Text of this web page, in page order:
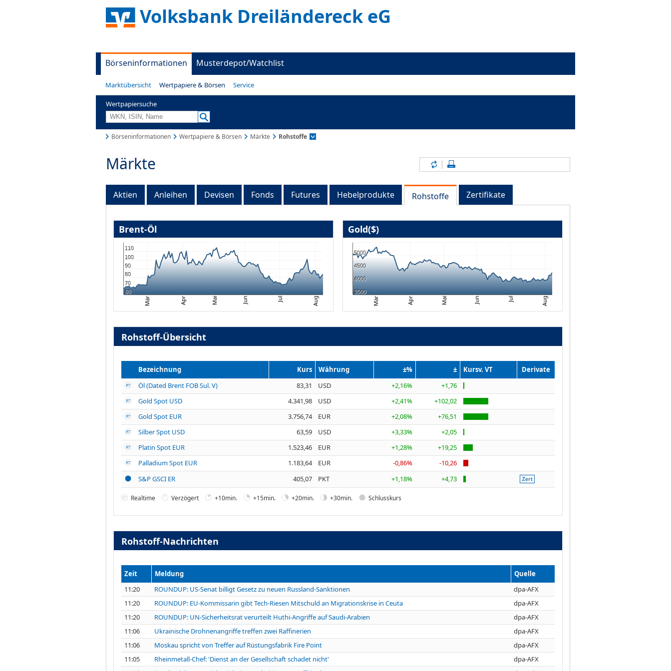
Volksbank Dreiländereck eG
Börseninformationen Musterdepot/Watchlist
Marktübersicht Wertpapiere & Börsen Service
Wertpapiersuche
Börseninformationen Wertpapiere & Börsen Märkte Rohstoffe
Märkte Inhalte aktualisieren
Aktien Anleihen Devisen Fonds Futures Hebelprodukte Rohstoffe Zertifikate
Brent-Öl
Mär Apr Mai Jun Jul Aug
60
70
80
90
100
110
Gold($)
Mär Apr Mai Jun Jul Aug
3500
4000
4500
5000
Rohstoff-Übersicht
Bezeichnung Kurs Währung ±% ± Kursv. VT
Derivate
Öl (Dated Brent FOB Sul. V)
83,31 USD +2,16%
+1,76
Gold Spot USD
4.341,98 USD +2,41%
+102,02
Gold Spot EUR
3.756,74 EUR +2,08%
+76,51
Silber Spot USD
63,59 USD +3,33%
+2,05
Platin Spot EUR
1.523,46 EUR +1,28%
+19,25
Palladium Spot EUR
1.183,64 EUR -0,86%
-10,26
S&P GSCI ER
405,07 PKT +1,18% +4,73
Realtime Verzögert +10min. +15min. +20min. +30min. Schlusskurs
Rohstoff-Nachrichten
Zeit Meldung
Quelle
11:20
ROUNDUP: US-Senat billigt Gesetz zu neuen Russland-Sanktionen
dpa-AFX
11:20
ROUNDUP: EU-Kommissarin gibt Tech-Riesen Mitschuld an Migrationskrise in Ceuta
dpa-AFX
11:20
ROUNDUP: UN-Sicherheitsrat verurteilt Huthi-Angriffe auf Saudi-Arabien
dpa-AFX
11:06
Ukrainische Drohnenangriffe treffen zwei Raffinerien
dpa-AFX
11:06
Moskau spricht von Treffer auf Rüstungsfabrik Fire Point
dpa-AFX
11:05
Rheinmetall-Chef: 'Dienst an der Gesellschaft schadet nicht'
dpa-AFX